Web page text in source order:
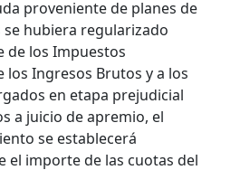
proveniente de planes de
se hubiera regularizado
de los Impuestos
Ingresos Brutos y a los
en etapa prejudicial
a juicio de apremio, el
se establecerá
el importe de las cuotas del